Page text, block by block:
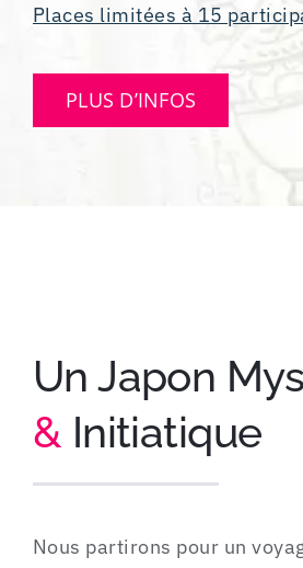
Places limitées à 15
PLUS D’INFOS
Un Japon
& Initiatique
Nous partirons pour un